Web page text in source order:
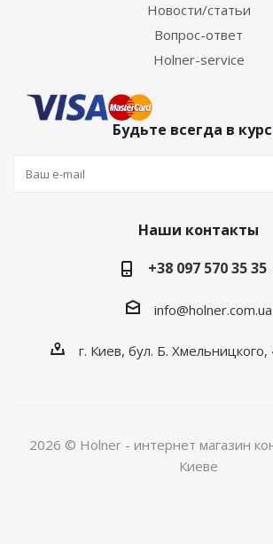
Новости/статьи
Вопрос-ответ
Holner-service
Будьте всегда в
Наши контакты
+38 097 570 35 35
info@holner.com.ua
г. Киев, бул. Б. Хмельницкого,
2026 © Holner - интернет магазин
Киеве